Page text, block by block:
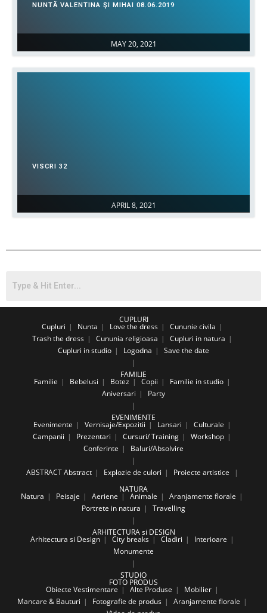
MAY 20, 2021
NUNTĂ VALENTINA ŞI MIHAI 08.06.2019
APRIL 8, 2021
VISCRI 32
CUPLURI
Cupluri Nunta Love the dress
Cununie civila
Trash the dress
Cununia religioasa
Cupluri in natura
Cupluri in studio
Logodna Save the date
FAMILIE
Familie Bebelusi Botez Copii
Familie in studio
Aniversari
Party
EVENIMENTE
Evenimente Vernisaje/Expozitii Lansari
Culturale
Campanii
Prezentari Cursuri/ Training
Workshop
Conferinte
Baluri/Absolvire
ABSTRACT Abstract Explozie de culori
Proiecte artistice
NATURA
Natura Peisaje Aeriene Animale
Aranjamente florale
Portrete in natura
Travelling
ARHITECTURA si DESIGN
Arhitectura si Design City breaks Cladiri
Interioare
Monumente
STUDIO
FOTO PRODUS
Obiecte Vestimentare Alte Produse
Mobilier
Mancare & Bauturi
Fotografie de produs
Aranjamente florale